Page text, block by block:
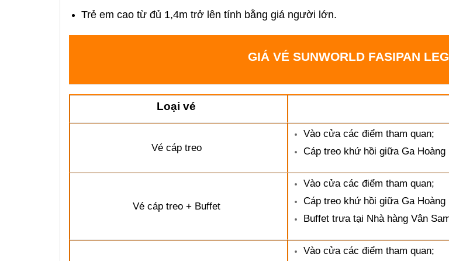
Trẻ em cao từ đủ 1,4m trở lên tính bằng giá người lớn.
GIÁ VÉ SUNWORLD FASIPAN
Loại vé
Vé cáp treo
Vào cửa các điểm tham quan;
Cáp treo khứ hồi giữa Ga
Vé cáp treo + Buffet
Vào cửa các điểm tham quan;
Cáp treo khứ hồi giữa Ga
Buffet trưa tại Nhà hàng Vân
Vào cửa các điểm tham quan;